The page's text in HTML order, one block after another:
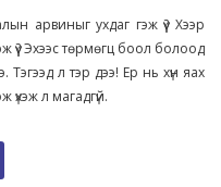
арвиныг ухдаг гэж үү? Хээр
үү? Эхээс төрмөгц боол болоод
Тэгээд л тэр дээ! Ер нь хүн яах
л магадгүй.